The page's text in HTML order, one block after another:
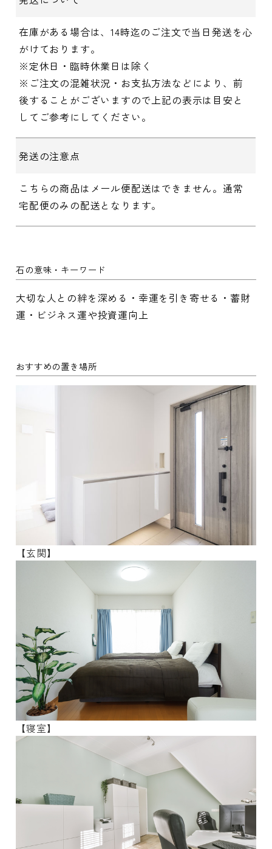
在庫がある場合は、14時迄のご注文で当日発送を心
がけております。
※定休日・臨時休業日は除く
※ご注文の混雑状況・お支払方法などにより、前
後することがございますので上記の表示は目安と
してご参考にしてください。
発送の注意点
こちらの商品はメール便配送はできません。通常
宅配便のみの配送となります。
石の意味・キーワード
大切な人との絆を深める・幸運を引き寄せる・蓄財
運・ビジネス運や投資運向上
おすすめの置き場所
【玄関】
【寝室】